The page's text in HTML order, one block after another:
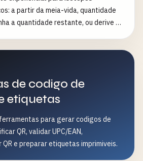
a partir da meia-vida, quantidade
a quantidade restante, ou derive a
de codigo de
etiquetas
ferramentas para gerar codigos de
QR, validar UPC/EAN,
QR e preparar etiquetas imprimiveis.